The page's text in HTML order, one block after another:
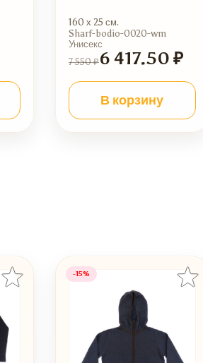
160 х 25 см.
Sharf-bodio-0020-wm
Унисекс
7 550 ₽6 417.50 ₽
В корзину
-15%